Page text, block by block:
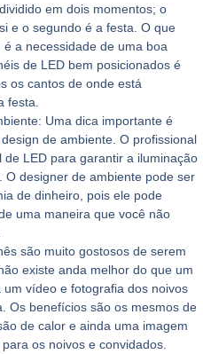
em dois momentos; o
e o segundo é a festa. O que
a necessidade de uma boa
de LED bem posicionados é
os cantos de onde está
festa.
Uma dica importante é
de ambiente. O profissional
LED para garantir a iluminação
O designer de ambiente pode ser
de dinheiro, pois ele pode
uma maneira que você não
são muito gostosos de serem
existe anda melhor do que um
vídeo e fotografia dos noivos
Os benefícios são os mesmos de
de calor e ainda uma imagem
os noivos e convidados.